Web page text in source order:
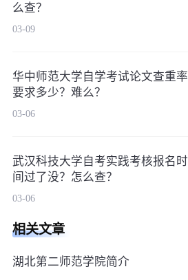
么查？
03-09
华中师范大学自学考试论文查重率
要求多少？难么？
03-06
武汉科技大学自考实践考核报名时
间过了没？怎么查？
03-06
相关文章
湖北第二师范学院简介